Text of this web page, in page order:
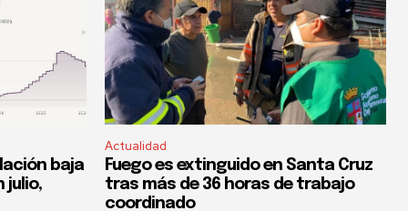
baja
julio,
Actualidad
Fuego es extinguido en Santa Cruz
tras más de 36 horas de trabajo
coordinado